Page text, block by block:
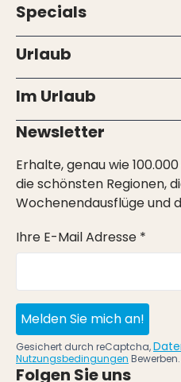
Specials
Urlaub
Im Urlaub
Newsletter
Erhalte, genau wie
die schönsten Regionen,
Wochenendausflüge und
Ihre E-Mail Adresse *
Melden Sie mich an!
Gesichert durch reCaptcha,
Nutzungsbedingungen Bewerben.
Folgen Sie uns